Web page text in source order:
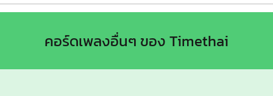
คอร์ดเพลงอื่นๆ ของ Timethai